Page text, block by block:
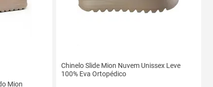
Mion
Chinelo Slide Mion Nuvem Unissex Leve
100% Eva Ortopédico